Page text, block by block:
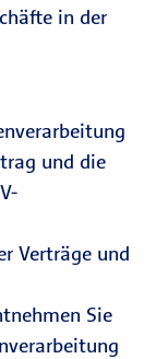
in der
und die
Verträge und
Sie